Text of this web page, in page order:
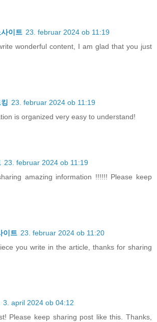
이트 23. februar 2024 ob 11:19
wonderful content, I am glad that you just
23. februar 2024 ob 11:19
is organized very easy to understand!
23. februar 2024 ob 11:19
amazing information !!!!!! Please keep
이트 23. februar 2024 ob 11:20
you write in the article, thanks for sharing
3. april 2024 ob 04:12
Please keep sharing post like this. Thanks,